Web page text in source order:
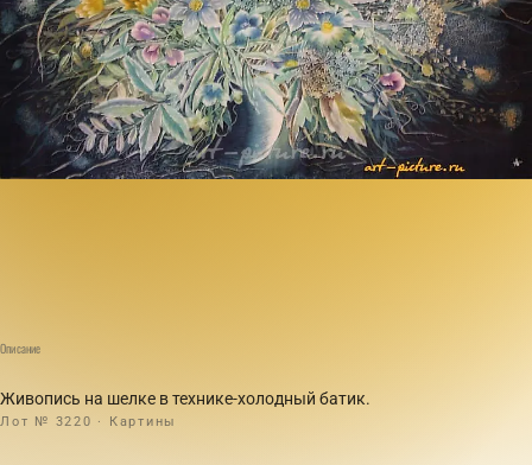
Описание
Живопись на шелке в технике-холодный батик.
Лот № 3220 · Картины